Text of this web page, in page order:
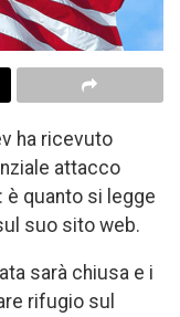
ha ricevuto
attacco
è quanto si legge
suo sito web.
sarà chiusa e i
rifugio sul